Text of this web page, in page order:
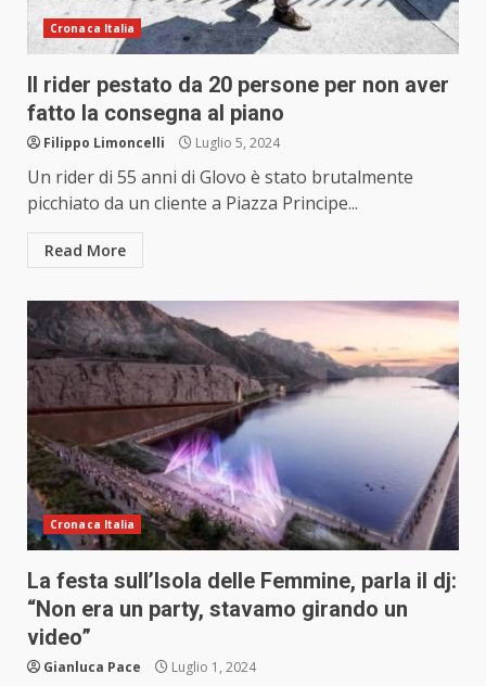
Cronaca Italia
Il rider pestato da 20 persone per non aver
fatto la consegna al piano
Filippo Limoncelli Luglio 5, 2024
Un rider di 55 anni di Glovo è stato brutalmente
picchiato da un cliente a Piazza Principe...
Read More
Cronaca Italia
La festa sull’Isola delle Femmine, parla il dj:
“Non era un party, stavamo girando un
video”
Gianluca Pace Luglio 1, 2024